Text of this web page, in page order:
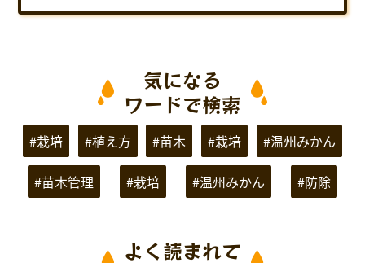
気になる
ワードで検索
#栽培 #植え方 #苗木 #栽培 #温州みかん
#苗木管理 #栽培 #温州みかん #防除
よく読まれて